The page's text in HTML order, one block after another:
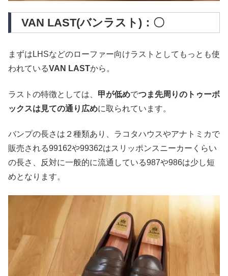
VAN LAST(バンラスト)：〇
まずはLHSなどのローファー向けラストとしてもっとも使
われているVAN LASTから。
ラストの特徴としては、 甲が低めでつま先周りのトゥーボ
ックスは見ての通り広めに取られています。
バンプの長さは２種類あり、ラコタハウスやアナトミカで
販売される99162や99362はスリッポンスニーカーくらい
の長さ、反対に一般的に流通している987や986は少し短
めとなります。